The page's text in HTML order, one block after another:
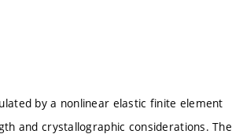
by a nonlinear elastic finite element
and crystallographic considerations. The